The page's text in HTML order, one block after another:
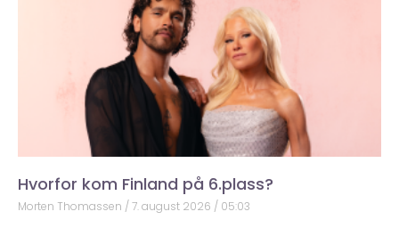
Hvorfor kom Finland på 6.plass?
Morten Thomassen 7. august 2026 05:03